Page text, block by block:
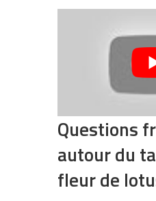
Questions
autour du
fleur de